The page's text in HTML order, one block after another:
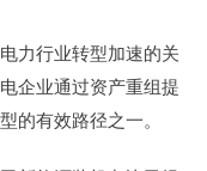
力行业转型加速的关
企业通过资产重组提
的有效路径之一。